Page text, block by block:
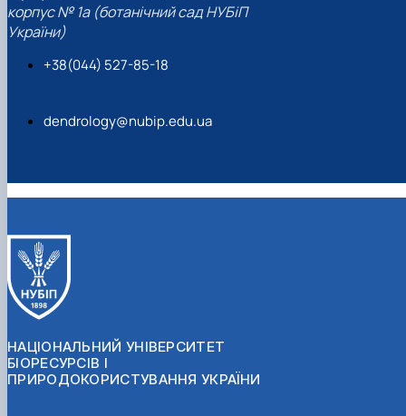
корпус № 1а (ботанічний сад НУБіП
України)
+38(044) 527-85-18
dendrology@nubip.edu.ua
НАЦІОНАЛЬНИЙ УНІВЕРСИТЕТ
БІОРЕСУРСІВ І
ПРИРОДОКОРИСТУВАННЯ УКРАЇНИ